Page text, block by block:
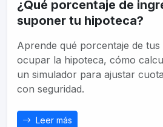
¿Qué porcentaje de
suponer tu hipoteca?
Aprende qué porcentaje de
ocupar la hipoteca, cómo
un simulador para ajustar
con seguridad.
Leer más